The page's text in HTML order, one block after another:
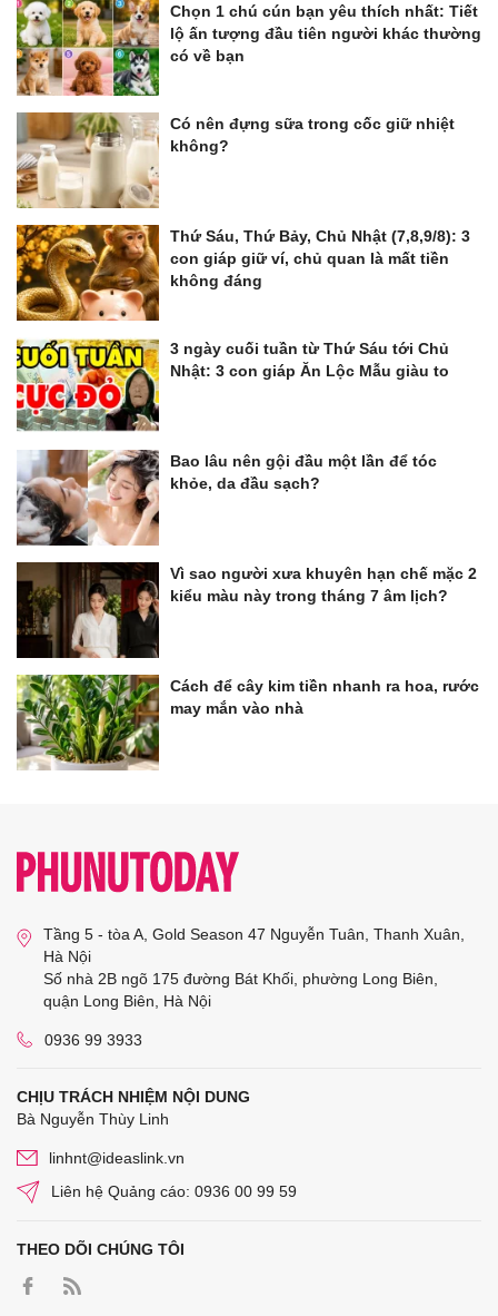
Chọn 1 chú cún bạn yêu thích nhất: Tiết
lộ ấn tượng đầu tiên người khác thường
có về bạn
Có nên đựng sữa trong cốc giữ nhiệt
không?
Thứ Sáu, Thứ Bảy, Chủ Nhật (7,8,9/8): 3
con giáp giữ ví, chủ quan là mất tiền
không đáng
3 ngày cuối tuần từ Thứ Sáu tới Chủ
Nhật: 3 con giáp Ăn Lộc Mẫu giàu to
Bao lâu nên gội đầu một lần để tóc
khỏe, da đầu sạch?
Vì sao người xưa khuyên hạn chế mặc 2
kiểu màu này trong tháng 7 âm lịch?
Cách để cây kim tiền nhanh ra hoa, rước
may mắn vào nhà
Tầng 5 - tòa A, Gold Season 47 Nguyễn Tuân, Thanh Xuân,
Hà Nội
Số nhà 2B ngõ 175 đường Bát Khối, phường Long Biên,
quận Long Biên, Hà Nội
0936 99 3933
CHỊU TRÁCH NHIỆM NỘI DUNG
Bà Nguyễn Thùy Linh
linhnt@ideaslink.vn
Liên hệ Quảng cáo: 0936 00 99 59
THEO DÕI CHÚNG TÔI